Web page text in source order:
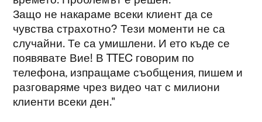
Защо не накараме всеки клиент да се
чувства страхотно? Тези моменти не са
случайни. Те са умишлени. И ето къде се
появявате Вие! В TTEC говорим по
телефона, изпращаме съобщения, пишем и
разговаряме чрез видео чат с милиони
клиенти всеки ден."